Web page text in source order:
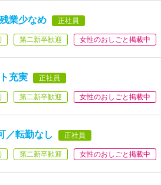
業少なめ 正社員
第二新卒歓迎 女性のおしごと掲載中
充実 正社員
第二新卒歓迎 女性のおしごと掲載中
／転勤なし 正社員
第二新卒歓迎 女性のおしごと掲載中